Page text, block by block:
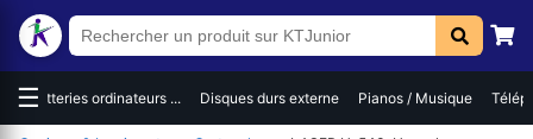
☰Batteries ordinateurs ... Disques durs externe Pianos / Musique